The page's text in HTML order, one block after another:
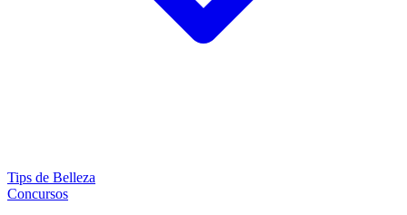
Tips de Belleza
Concursos